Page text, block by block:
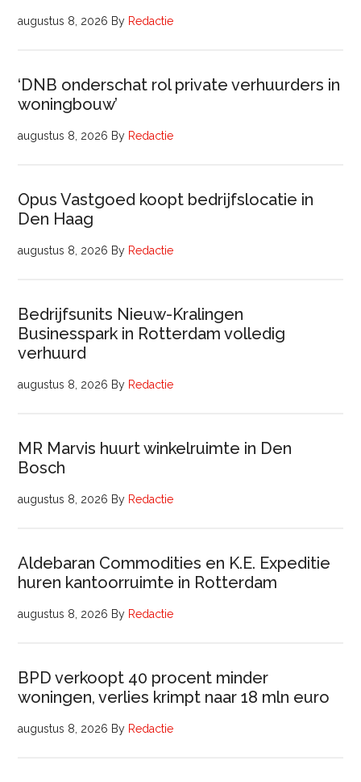
augustus 8, 2026 By Redactie
‘DNB onderschat rol private verhuurders in
woningbouw’
augustus 8, 2026 By Redactie
Opus Vastgoed koopt bedrijfslocatie in
Den Haag
augustus 8, 2026 By Redactie
Bedrijfsunits Nieuw-Kralingen
Businesspark in Rotterdam volledig
verhuurd
augustus 8, 2026 By Redactie
MR Marvis huurt winkelruimte in Den
Bosch
augustus 8, 2026 By Redactie
Aldebaran Commodities en K.E. Expeditie
huren kantoorruimte in Rotterdam
augustus 8, 2026 By Redactie
BPD verkoopt 40 procent minder
woningen, verlies krimpt naar 18 mln euro
augustus 8, 2026 By Redactie